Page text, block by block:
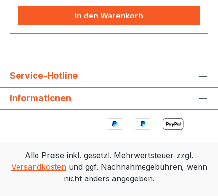
In den Warenkorb
Service-Hotline
Informationen
Alle Preise inkl. gesetzl. Mehrwertsteuer zzgl.
Versandkostenund ggf. Nachnahmegebühren, wenn
nicht anders angegeben.